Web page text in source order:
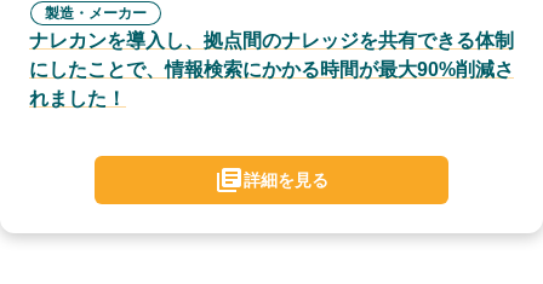
製造・メーカー
ナレカンを導入し、拠点間のナレッジを共有できる体制
にしたことで、情報検索にかかる時間が最大90%削減さ
れました！
詳細を見る